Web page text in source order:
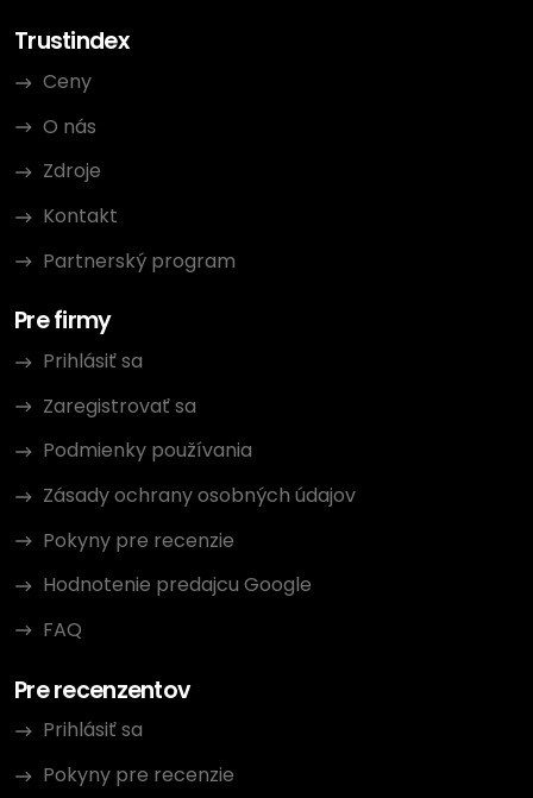
Trustindex
Ceny
O nás
Zdroje
Kontakt
Partnerský program
Pre firmy
Prihlásiť sa
Zaregistrovať sa
Podmienky používania
Zásady ochrany osobných údajov
Pokyny pre recenzie
Hodnotenie predajcu Google
FAQ
Pre recenzentov
Prihlásiť sa
Pokyny pre recenzie